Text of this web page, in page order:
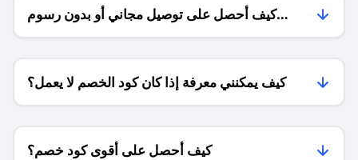
كيف أحصل على توصيل مجاني أو بدون رسوم
الشحن ؟
كيف يمكنني معرفة إذا كان كود الخصم لا يعمل؟
كيف أحصل على أقوى كود خصم؟